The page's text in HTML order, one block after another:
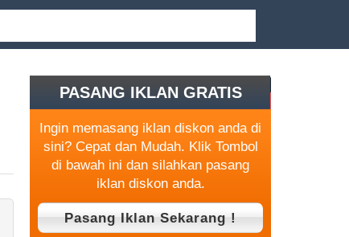
PASANG IKLAN GRATIS
Ingin memasang iklan diskon anda di
sini? Cepat dan Mudah. Klik Tombol
di bawah ini dan silahkan pasang
iklan diskon anda.